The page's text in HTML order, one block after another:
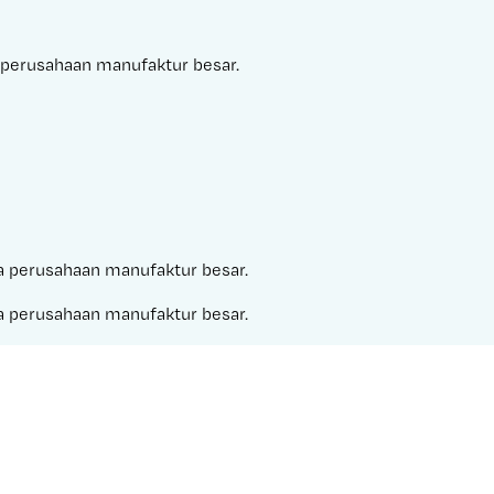
manufaktur besar.
manufaktur besar.
manufaktur besar.